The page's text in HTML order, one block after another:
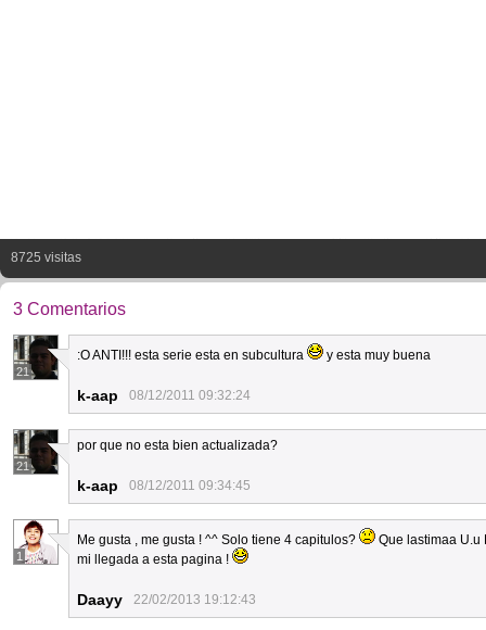
8725 visitas
3 Comentarios
21
:O ANTI!!! esta serie esta en subcultura y esta muy buena
k-aap 08/12/2011 09:32:24
21
por que no esta bien actualizada?
k-aap 08/12/2011 09:34:45
1
Me gusta , me gusta ! ^^ Solo tiene 4 capitulos?
Que lastimaa U.u
mi llegada a esta pagina !
Daayy 22/02/2013 19:12:43